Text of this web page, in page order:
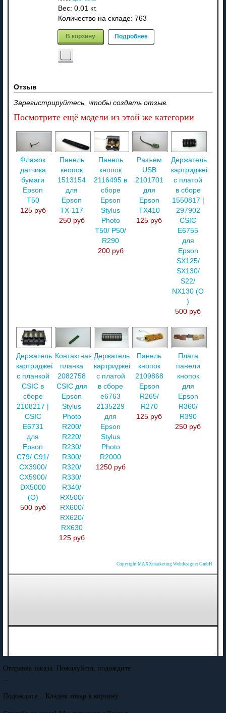
Вес: 0.01 кг.
Количество на складе: 763
В корзину Подробнее
Отзыв
Зарегистрируйтесь, чтобы создать отзыв.
Посмотрите ещё модели из этой же категории
Флажок
датчика
бумаги
Epson
T50
125 руб
Панель
кнопок
1513154
для
Epson
TX-117
250 руб
Панель
кнопок
2116495 в
сборе
Epson
Stylus
Photo
T50/ P50/
R290
200 руб
Разъем
USB
2101701
для
Epson
TX410
125 руб
Держатель
картриджей
с платой
в сборе
1550817 |
297902
CSIC
E6755
для
Epson
SX125/
SX130/
S22/
NX130 (О
)
500 руб
Держатель
картриджей
с планкой
CSIC в
сборе
2108217 |
CSIC
E6731
для
Epson
C79/ C91/
CX3900/
CX5900/
DX5000
(О)
500 руб
Контактная
планка
2082758
CSIC для
Epson
Stylus
Photo
R200/
R220/
R230/
R300/
R320/
R330/
R340/
RX500/
RX600/
RX620/
RX630
125 руб
Держатель
картриджей
с платой
в сборе
e6763
2135229
для
Epson
Stylus
Photo
R2000
1250 руб
Панель
кнопок
2109868
Epson
R265/
R270
125 руб
Плата
панели
кнопок
для
Epson
R360/
R390
250 руб
Copyright MAXXmarketing Webdesigner GmbH
Отправка заказа. Пожалуйста, подождите
...
Подождите... Кладем товар в корзину